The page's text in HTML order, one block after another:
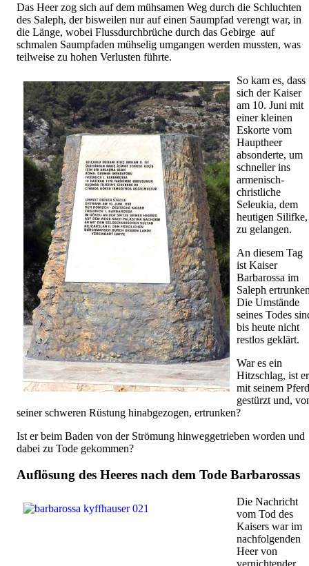
Das Heer zog sich auf dem mühsamen Weg durch die Schluchten
des Saleph, der bisweilen nur auf einen Saumpfad verengt war, in
die Länge, wobei Flussdurchbrüche durch das Gebirge auf
schmalen Saumpfaden mühselig umgangen werden mussten, was
teilweise zu hohen Verlusten führte.
So kam es, dass
sich der Kaiser
am 10. Juni mit
einer kleinen
Eskorte vom
Hauptheer
absonderte, um
schneller ins
armenisch-
christliche
Seleukia, dem
heutigen Silifke,
zu gelangen.
An diesem Tag
ist Kaiser
Barbarossa im
Saleph
Die Umstände
seines Todes
bis heute nicht
restlos geklärt.
War es ein
Hitzschlag, ist er
mit seinem Pferd
gestürzt und,
seiner schweren Rüstung hinabgezogen, ertrunken?
Ist er beim Baden von der Strömung hinweggetrieben worden und
dabei zu Tode gekommen?
Auflösung des Heeres nach dem Tode Barbarossas
Die Nachricht
vom Tod des
Kaisers war im
nachfolgenden
Heer von
vernichtender